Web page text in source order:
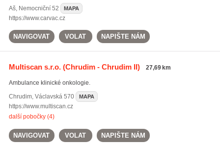
Aš, Nemocniční 52 MAPA
https://www.carvac.cz
NAVIGOVAT VOLAT NAPIŠTE NÁM
Multiscan s.r.o.(Chrudim - Chrudim II) 27,69 km
Ambulance klinické onkologie.
Chrudim, Václavská 570 MAPA
https://www.multiscan.cz
další pobočky (4)
NAVIGOVAT VOLAT NAPIŠTE NÁM